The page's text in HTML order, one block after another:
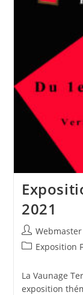
2021
Auteur/autrice
de
Webmaster
PostExposition
La Vaunage
exposition